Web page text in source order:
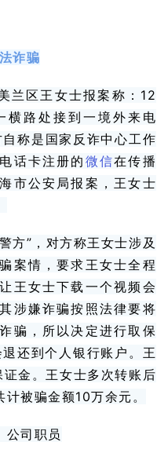
诈骗
兰区王女士报案称：12
横路处接到一境外来电
称是 国家反诈中心工作
话卡注册的 微信在传播
市公安局报案，王女士
方”，对方称王女士涉及
案情，要求王女士全程
王女士下载一个视频会
涉嫌诈骗按照法律要将
骗，所以决定进行取保
还到个人银行账户。王
金。王女士多次转账后
被骗金额10万余元。
公司职员